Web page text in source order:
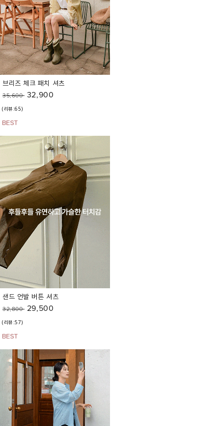
브리즈 체크 패치 셔츠
35,600 32,900
(리뷰:65)
샌드 언발 버튼 셔츠
32,800 29,500
(리뷰:57)